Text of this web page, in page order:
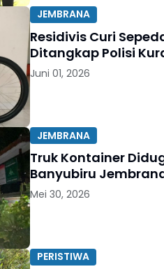
JEMBRANA
Residivis Curi
Ditangkap Polisi
Juni 01, 2026
JEMBRANA
Truk Kontainer
Banyubiru
Mei 30, 2026
PERISTIWA